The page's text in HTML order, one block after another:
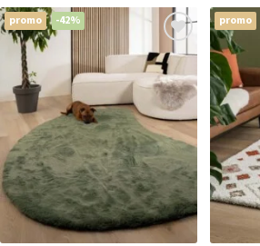
promo -42% promo